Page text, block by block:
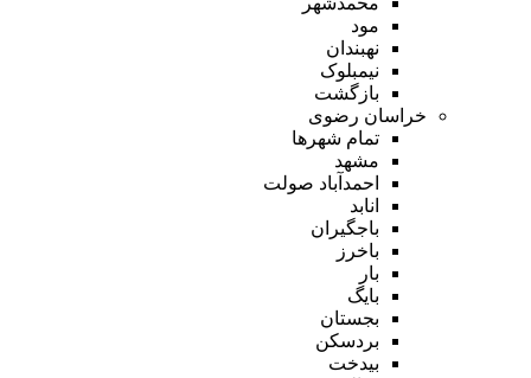
مود
نهبندان
نیمبلوک
بازگشت
خراسان رضوی
تمام شهر‌ها
مشهد
احمدآباد صولت
انابد
باجگیران
باخرز
بار
بایگ
بجستان
بردسکن
بیدخت